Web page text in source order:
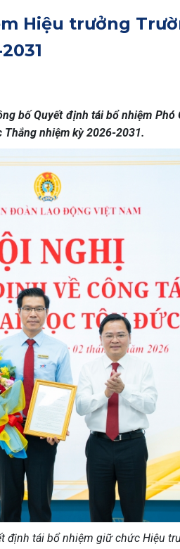
Hiệu trưởng
bố Quyết định tái bổ nhiệm
nhiệm kỳ 2026-2031.
định tái bổ nhiệm giữ chức Hiệu